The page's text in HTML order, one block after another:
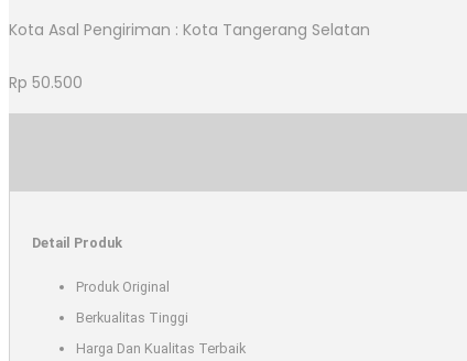
Kota Asal Pengiriman : Kota Tangerang Selatan
Rp 50.500
Detail Produk
Produk Original
Berkualitas Tinggi
Harga Dan Kualitas Terbaik